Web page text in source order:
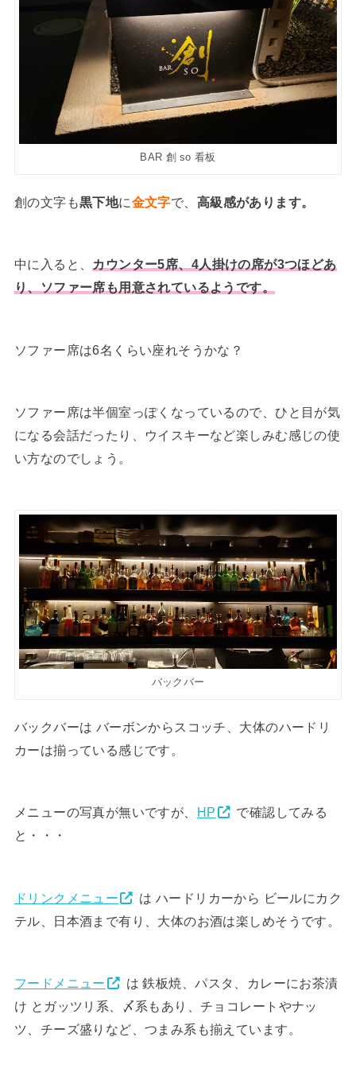
BAR 創 so 看板
創の文字も黒下地に金文字で、 高級感があります。
中に入ると、 カウンター5席、4人掛けの席が3つほどあ
り、ソファー席も用意されているようです。
ソファー席は6名くらい座れそうかな？
ソファー席は半個室っぽくなっているので、ひと目が気
になる会話だったり、ウイスキーなど楽しみむ感じの使
い方なのでしょう。
バックバー
バックバーは バーボンからスコッチ、大体のハードリ
カーは揃っている感じです。
メニューの写真が無いですが、 HP
で確認してみる
と・・・
ドリンクメニュー
は ハードリカーから ビールにカク
テル、日本酒まで有り、大体のお酒は楽しめそうです。
フードメニュー
は 鉄板焼、パスタ、カレーにお茶漬
け とガッツリ系、〆系もあり、チョコレートやナッ
ツ、チーズ盛りなど、つまみ系も揃えています。